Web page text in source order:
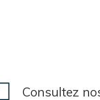
Consultez